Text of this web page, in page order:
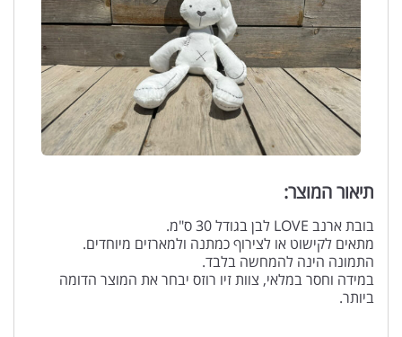
תיאור המוצר:
בובת ארנב LOVE לבן בגודל 30 ס"מ.
מתאים לקישוט או לצירוף כמתנה ולמארזים מיוחדים.
התמונה הינה להמחשה בלבד.
במידה וחסר במלאי, צוות זיו רוזס יבחר את המוצר הדומה
ביותר.